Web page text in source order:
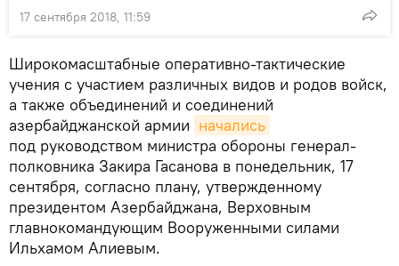
17 сентября 2018, 11:59
Широкомасштабные оперативно-тактические
учения с участием различных видов и родов войск,
а также объединений и соединений
азербайджанской армии начались
под руководством министра обороны генерал-
полковника Закира Гасанова в понедельник, 17
сентября, согласно плану, утвержденному
президентом Азербайджана, Верховным
главнокомандующим Вооруженными силами
Ильхамом Алиевым.